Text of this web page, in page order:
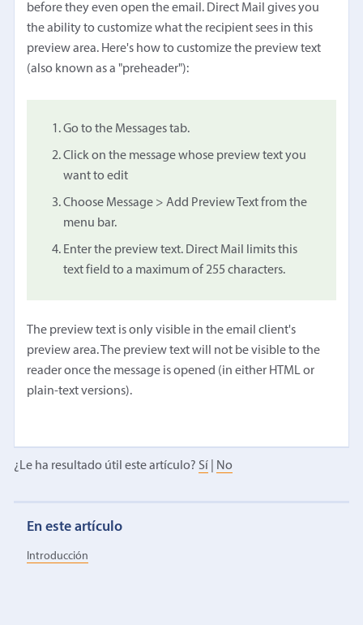
before they even open the email. Direct Mail gives you
the ability to customize what the recipient sees in this
preview area. Here's how to customize the preview text
(also known as a "preheader"):
Go to the Messages tab.
Click on the message whose preview text you
want to edit
Choose Message > Add Preview Text from the
menu bar.
Enter the preview text. Direct Mail limits this
text field to a maximum of 255 characters.
The preview text is only visible in the email client's
preview area. The preview text will not be visible to the
reader once the message is opened (in either HTML or
plain-text versions).
¿Le ha resultado útil este artículo? Sí No
En este artículo
Introducción